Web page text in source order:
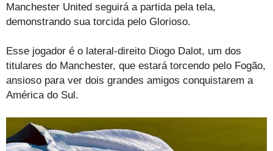
Manchester United seguirá a partida pela tela,
demonstrando sua torcida pelo Glorioso.
Esse jogador é o lateral-direito Diogo Dalot, um dos
titulares do Manchester, que estará torcendo pelo Fogão,
ansioso para ver dois grandes amigos conquistarem a
América do Sul.